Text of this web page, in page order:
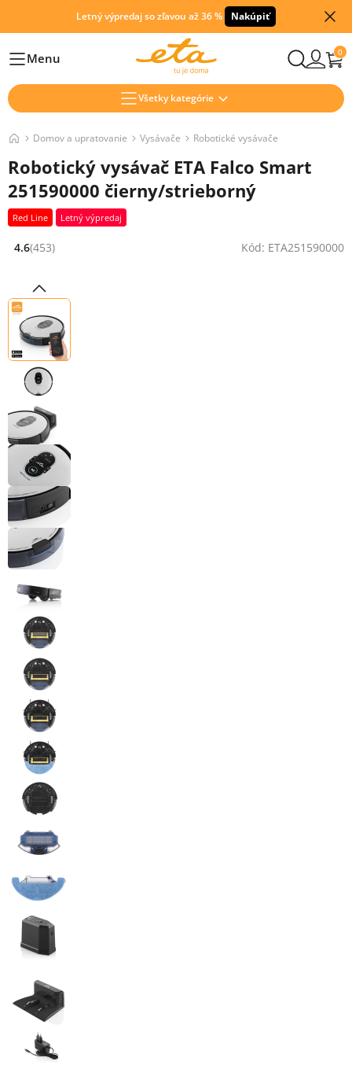
Letný výpredaj so zľavou až 36 % Nakúpiť
HlavníMenu 0
Všetky kategórie
Domov a upratovanie Vysávače Robotické vysávače
Robotický vysávač ETA Falco Smart
251590000 čierny/strieborný
Red Line Letný výpredaj
Hodnocení: 4.6 z 5 (453 recenzí)
4.6(453) Kód: ETA251590000